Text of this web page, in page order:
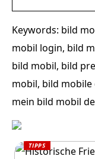
Keywords: bild
mobil login, bild
bild mobil, bild
mobil, bild
mein bild mobil de
TIPPS